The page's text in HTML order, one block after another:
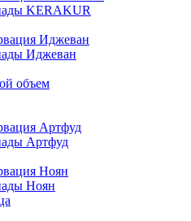
KERAKUR
Иджеван
Иджеван
объем
Артфуд
Артфуд
Ноян
Ноян